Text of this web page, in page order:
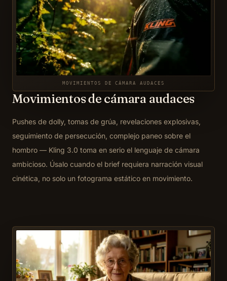
MOVIMIENTOS DE CÁMARA AUDACES
Movimientos de cámara audaces
Pushes de dolly, tomas de grúa, revelaciones explosivas,
seguimiento de persecución, complejo paneo sobre el
hombro — Kling 3.0 toma en serio el lenguaje de cámara
ambicioso. Úsalo cuando el brief requiera narración visual
cinética, no solo un fotograma estático en movimiento.